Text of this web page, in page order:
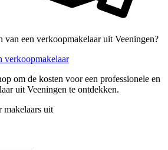
van een verkoopmakelaar uit Veeningen?
verkoopmakelaar
om de kosten voor een professionele en
uit Veeningen te ontdekken.
makelaars uit